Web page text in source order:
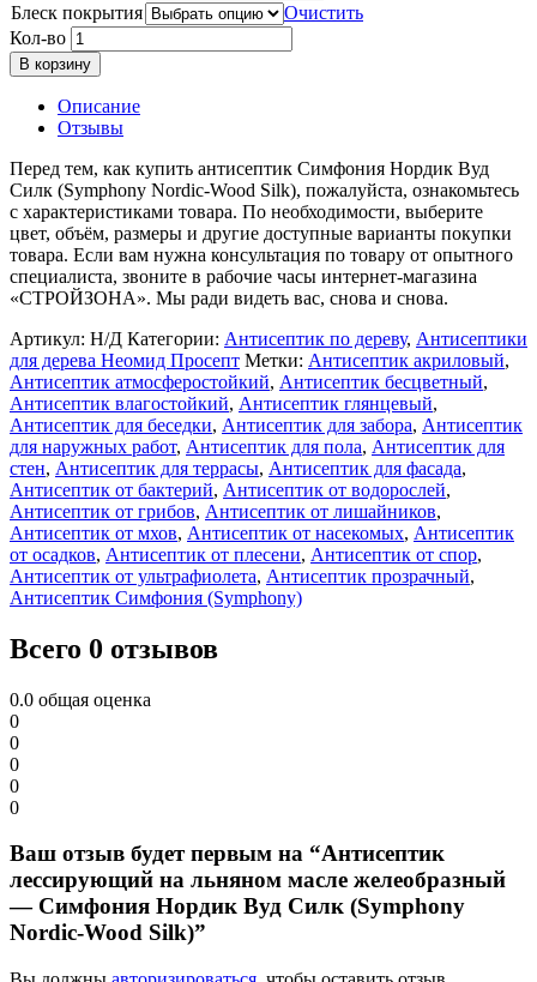
Блеск покрытия
Очистить
Кол-во
В корзину
Описание
Отзывы
Перед тем, как купить антисептик Симфония Нордик Вуд
Силк (Symphony Nordic-Wood Silk), пожалуйста, ознакомьтесь
с характеристиками товара. По необходимости, выберите
цвет, объём, размеры и другие доступные варианты покупки
товара. Если вам нужна консультация по товару от опытного
специалиста, звоните в рабочие часы интернет-магазина
«СТРОЙЗОНА». Мы ради видеть вас, снова и снова.
Артикул: Н/Д Категории: Антисептик по дереву, Антисептики
для дерева Неомид Просепт Метки: Антисептик акриловый,
Антисептик атмосферостойкий, Антисептик бесцветный,
Антисептик влагостойкий, Антисептик глянцевый,
Антисептик для беседки, Антисептик для забора, Антисептик
для наружных работ, Антисептик для пола, Антисептик для
стен, Антисептик для террасы, Антисептик для фасада,
Антисептик от бактерий, Антисептик от водорослей,
Антисептик от грибов, Антисептик от лишайников,
Антисептик от мхов, Антисептик от насекомых, Антисептик
от осадков, Антисептик от плесени, Антисептик от спор,
Антисептик от ультрафиолета, Антисептик прозрачный,
Антисептик Симфония (Symphony)
Всего 0 отзывов
0.0 общая оценка
0
0
0
0
0
Ваш отзыв будет первым на “Антисептик
лессирующий на льняном масле желеобразный
— Симфония Нордик Вуд Силк (Symphony
Nordic-Wood Silk)”